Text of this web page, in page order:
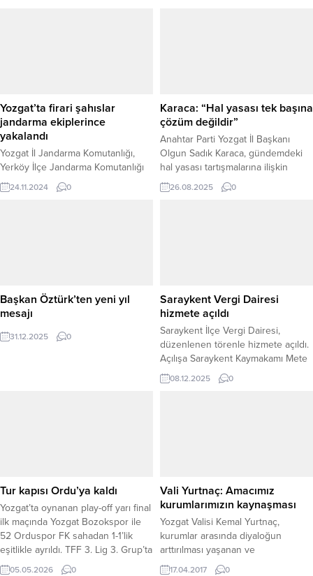
Yozgat’ta firari şahıslar
jandarma ekiplerince
yakalandı
Yozgat İl Jandarma Komutanlığı,
Yerköy İlçe Jandarma Komutanlığı
ekiplerinin başarılı çalışması
sonucu, Yozgat Açık Ceza İnfaz
sergileyen 3 kişiyi fark etti.
Şahısların kimlik sorgusunun
yapılmak istenmesi üzerine,
ekiplerin dur...
24.11.2024 0
Karaca: “Hal yasası tek başına
çözüm değildir”
Anahtar Parti Yozgat İl Başkanı
Olgun Sadık Karaca, gündemdeki
hal yasası tartışmalarına ilişkin
dikkat çeken açıklamalarda
bulundu. Karaca, düzenlemenin tek
üreticiden pazara ulaşıncaya kadar
birçok aşamadan geçtiğini
hatırlatan Karaca,...
26.08.2025 0
Başkan Öztürk’ten yeni yıl
mesajı
31.12.2025 0
Saraykent Vergi Dairesi
hizmete açıldı
Saraykent İlçe Vergi Dairesi,
düzenlenen törenle hizmete açıldı.
Açılışa Saraykent Kaymakamı Mete
Öztürk, Belediye Başkanı Ahmet
Köroğlu, Yozgat Defterdarı Osman
yapısının çağın gereklerine göre...
08.12.2025 0
Tur kapısı Ordu’ya kaldı
Yozgat’ta oynanan play-off yarı final
ilk maçında Yozgat Bozokspor ile
52 Orduspor FK sahadan 1-1’lik
eşitlikle ayrıldı. TFF 3. Lig 3. Grup’ta
sezonu üst sıralarda tamamlayan
05.05.2026 0
Vali Yurtnaç: Amacımız
kurumlarımızın kaynaşması
Yozgat Valisi Kemal Yurtnaç,
kurumlar arasında diyaloğun
arttırılması yaşanan ve
yaşanabilecek problemlerin
17.04.2017 0